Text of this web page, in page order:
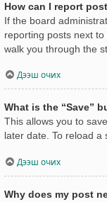
How can I report
If the board
reporting posts next
walk you through the
Дээш очих
What is the “Save”
This allows you to
later date. To reload a
Дээш очих
Why does my post